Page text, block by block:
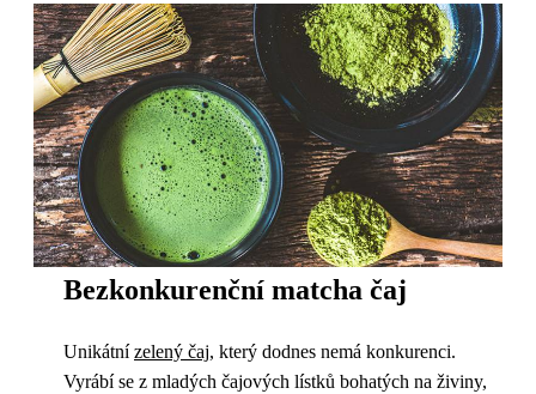
Bezkonkurenční matcha čaj
Unikátní zelený čaj, který dodnes nemá konkurenci.
Vyrábí se z mladých čajových lístků bohatých na živiny,